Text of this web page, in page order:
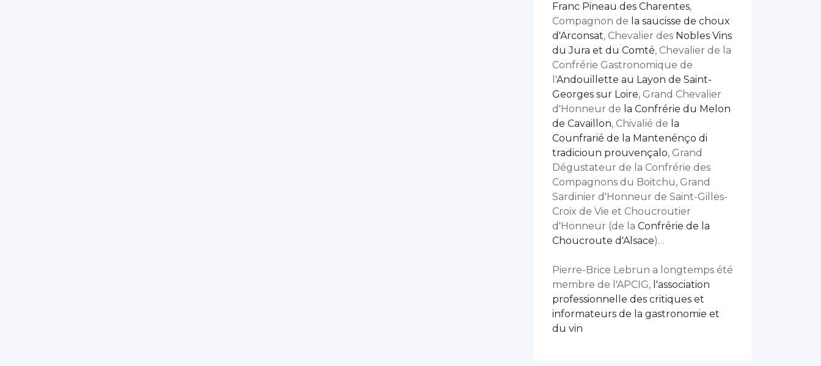
Franc Pineau des Charentes,
Compagnon de la saucisse de choux
d'Arconsat, Chevalier des Nobles Vins
du Jura et du Comté, Chevalier de la
Confrérie Gastronomique de
l'Andouillette au Layon de Saint-
Georges sur Loire, Grand Chevalier
d'Honneur de la Confrérie du Melon
de Cavaillon, Chivalié de la
Counfrarié de la Mantenénço di
tradicioun prouvençalo, Grand
Dégustateur de la Confrérie des
Compagnons du Boitchu, Grand
Sardinier d'Honneur de Saint-Gilles-
Croix de Vie et Choucroutier
d'Honneur (de la Confrérie de la
Choucroute d'Alsace)…
Pierre-Brice Lebrun a longtemps été
membre de l'APCIG, l'association
professionnelle des critiques et
informateurs de la gastronomie et
du vin